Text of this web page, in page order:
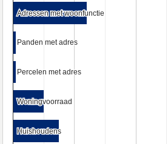
Adressen met woonfunctie
Adressen met woonfunctie
Panden met adres
Panden met adres
Percelen met adres
Percelen met adres
Woningvoorraad
Woningvoorraad
Huishoudens
Huishoudens